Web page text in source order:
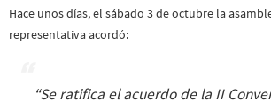
Hace unos días, el sábado 3 de octubre la
representativa acordó:
“Se ratifica el acuerdo de la II